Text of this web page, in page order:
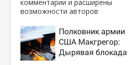
комментарии и расширены
возможности авторов
Полковник армии
США Макгрегор:
Дырявая блокада